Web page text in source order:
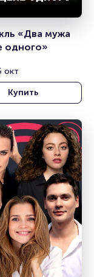
«Два мужа
одного»
окт
Купить